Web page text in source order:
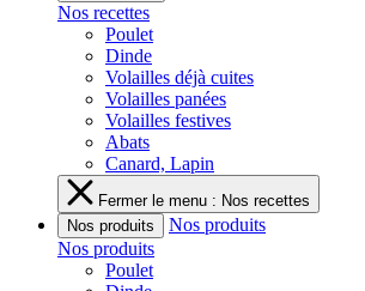
Nos recettes
Poulet
Dinde
Volailles déjà cuites
Volailles panées
Volailles festives
Abats
Canard, Lapin
Fermer le menu : Nos recettes
Nos produits
Nos produits
Nos produits
Poulet